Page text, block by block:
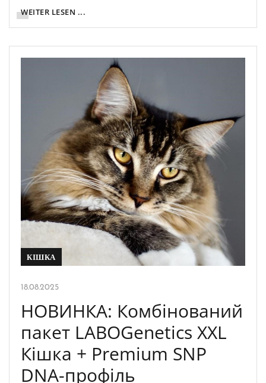
WEITER LESEN ...
КІШКА
18.08.2025
НОВИНКА: Комбінований
пакет LABOGenetics XXL
Кішка + Premium SNP
DNA-профіль